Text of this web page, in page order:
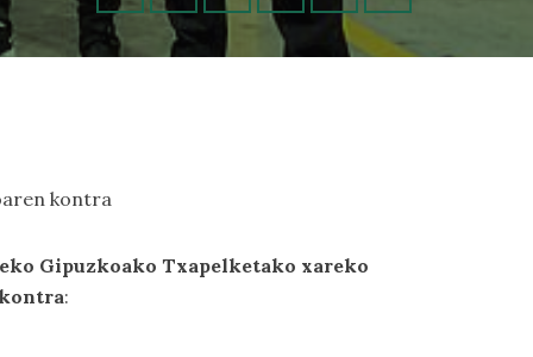
kontra
Gipuzkoako Txapelketako xareko
: